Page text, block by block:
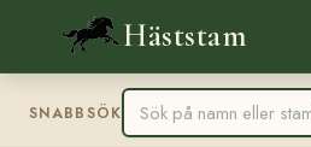
Häststam
SNABBSÖK